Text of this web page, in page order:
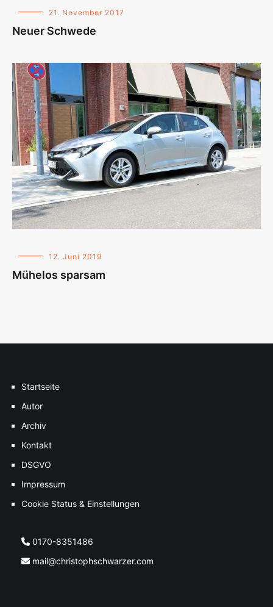
21. November 2017
Neuer Schwede
12. Juni 2019
Mühelos sparsam
Startseite
Autor
Archiv
Kontakt
DSGVO
Impressum
Cookie Status & Einstellungen
0170-8351486
mail@christophschwarzer.com